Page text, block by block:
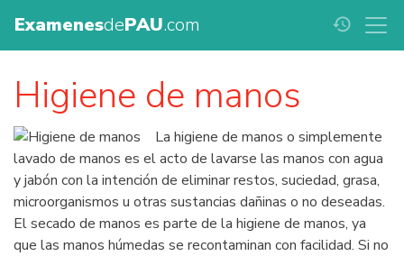
ExamenesdePAU.com history
Higiene de manos
La higiene de manos o simplemente
lavado de manos es el acto de lavarse las manos con agua
y jabón con la intención de eliminar restos, suciedad, grasa,
microorganismos u otras sustancias dañinas o no deseadas.
El secado de manos es parte de la higiene de manos, ya
que las manos húmedas se recontaminan con facilidad. Si no